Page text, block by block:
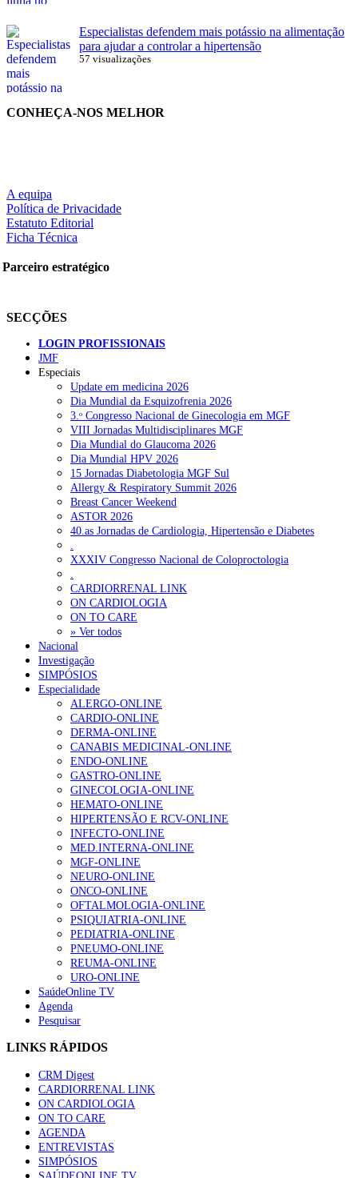
Especialistas defendem mais potássio na alimentação
para ajudar a controlar a hipertensão
57 visualizações
CONHEÇA-NOS MELHOR
A equipa
Política de Privacidade
Estatuto Editorial
Ficha Técnica
Parceiro estratégico
SECÇÕES
LOGIN PROFISSIONAIS
JMF
Especiais
Update em medicina 2026
Dia Mundial da Esquizofrenia 2026
3.ᵒ Congresso Nacional de Ginecologia em MGF
VIII Jornadas Multidisciplinares MGF
Dia Mundial do Glaucoma 2026
Dia Mundial HPV 2026
15 Jornadas Diabetologia MGF Sul
Allergy & Respiratory Summit 2026
Breast Cancer Weekend
ASTOR 2026
40.as Jornadas de Cardiologia, Hipertensão e Diabetes
XXXIV Congresso Nacional de Coloproctologia
CARDIORRENAL LINK
ON CARDIOLOGIA
ON TO CARE
» Ver todos
Nacional
Investigação
SIMPÓSIOS
Especialidade
ALERGO-ONLINE
CARDIO-ONLINE
DERMA-ONLINE
CANABIS MEDICINAL-ONLINE
ENDO-ONLINE
GASTRO-ONLINE
GINECOLOGIA-ONLINE
HEMATO-ONLINE
HIPERTENSÃO E RCV-ONLINE
INFECTO-ONLINE
MED.INTERNA-ONLINE
MGF-ONLINE
NEURO-ONLINE
ONCO-ONLINE
OFTALMOLOGIA-ONLINE
PSIQUIATRIA-ONLINE
PEDIATRIA-ONLINE
PNEUMO-ONLINE
REUMA-ONLINE
URO-ONLINE
SaúdeOnline TV
Agenda
Pesquisar
LINKS RÁPIDOS
CRM Digest
CARDIORRENAL LINK
ON CARDIOLOGIA
ON TO CARE
AGENDA
ENTREVISTAS
SIMPÓSIOS